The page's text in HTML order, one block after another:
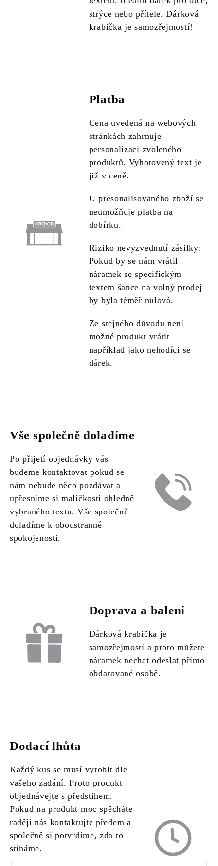
strýce nebo přítele. Dárková
krabička je samozřejmostí!
Platba
Cena uvedená na webových
stránkách zahrnuje
personalizaci zvoleného
produktů. Vyhotovený text je
již v ceně.
U presonalisovaného zboží se
neumožňuje platba na
dobírku.
Riziko nevyzvednutí zásilky:
Pokud by se nám vrátil
náramek se specifickým
textem šance na volný prodej
by byla téměř nulová.
Ze stejného důvodu není
možné produkt vrátit
například jako nehodíci se
dárek.
Vše společně doladíme
Po přijetí objednávky vás
budeme kontaktovat pokud se
nám nebude něco pozdávat a
upřesníme si maličkosti ohledně
vybraného textu. Vše společně
doladíme k oboustranné
spokojenosti.
Doprava a balení
Dárková krabička je
samozřejmostí a proto můžete
náramek nechat odeslat přímo
obdarované osobě.
Dodací lhůta
Každý kus se musí vyrobit dle
vašeho zadání. Proto produkt
objednávejte s předstihem.
Pokud na produkt moc spěcháte
raději nás kontaktujte předem a
společně si potvrdíme, zda to
stíháme.